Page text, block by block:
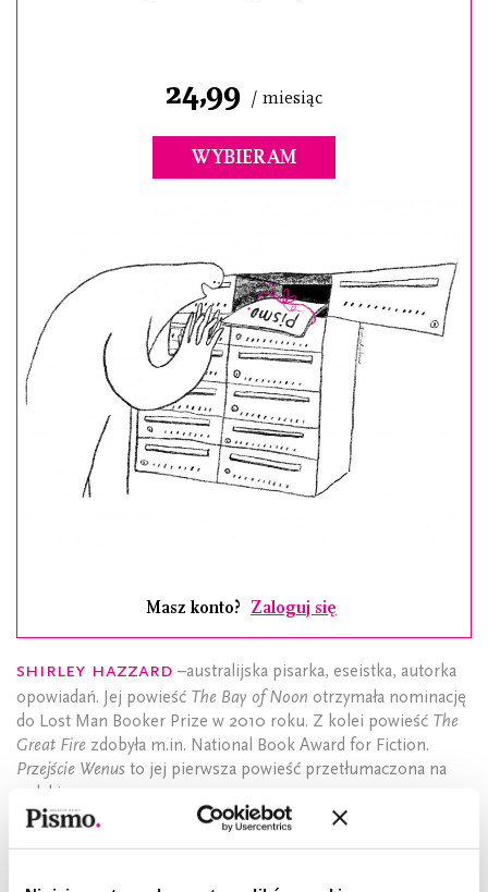
24,99 / miesiąc
WYBIERAM
Masz konto? Zaloguj się
Shirley Hazzard –australijska pisarka, eseistka, autorka
opowiadań. Jej powieść The Bay of Noon otrzymała nominację
do Lost Man Booker Prize w 2010 roku. Z kolei powieść The
Great Fire zdobyła m.in. National Book Award for Fiction.
Przejście Wenus to jej pierwsza powieść przetłumaczona na
polski.
Fragment pochodzi z powieściPrzejście Wenus